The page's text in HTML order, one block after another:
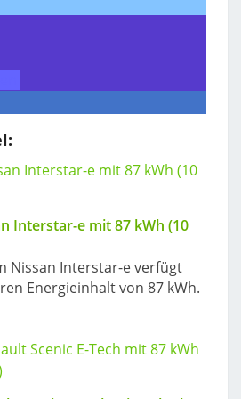
Interstar-e mit 87 kWh (10
Nissan Interstar-e verfügt
Energieinhalt von 87 kWh.